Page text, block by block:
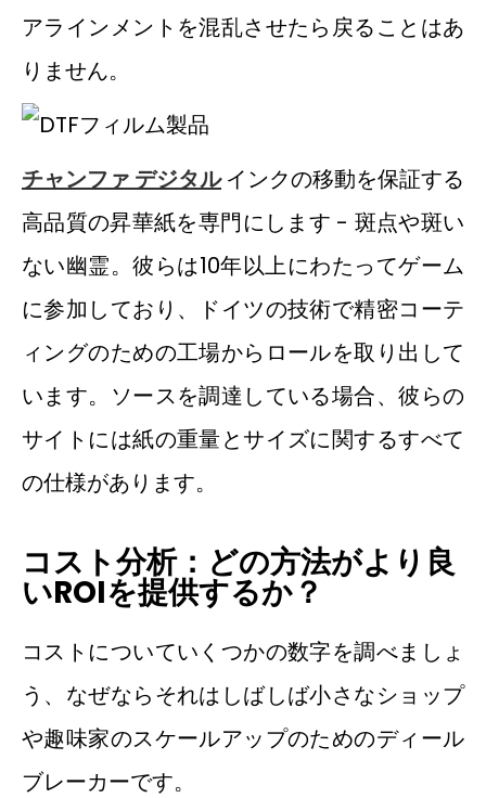
アラインメントを混乱させたら戻ることはあ
りません。
チャンファ デジタル インクの移動を保証する
高品質の昇華紙を専門にします - 斑点や斑い
ない幽霊。彼らは10年以上にわたってゲーム
に参加しており、ドイツの技術で精密コーテ
ィングのための工場からロールを取り出して
います。ソースを調達している場合、彼らの
サイトには紙の重量とサイズに関するすべて
の仕様があります。
コスト分析：どの方法がより良
いROIを提供するか？
コストについていくつかの数字を調べましょ
う、なぜならそれはしばしば小さなショップ
や趣味家のスケールアップのためのディール
ブレーカーです。